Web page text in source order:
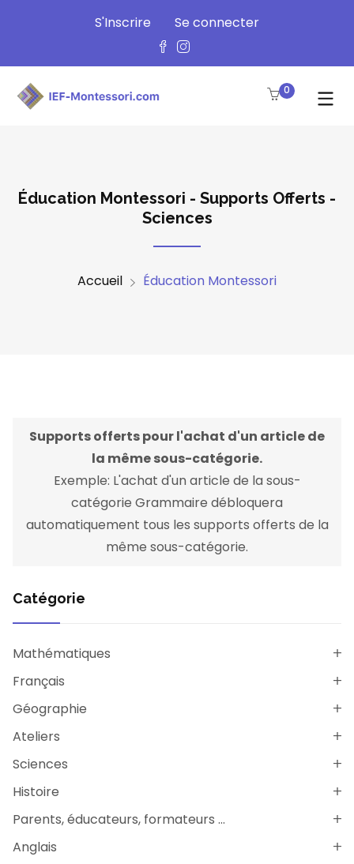
S'Inscrire Se connecter
0
Éducation Montessori - Supports Offerts -
Sciences
Accueil Éducation Montessori
Supports offerts pour l'achat d'un article de
la même sous-catégorie.
Exemple: L'achat d'un article de la sous-
catégorie Grammaire débloquera
automatiquement tous les supports offerts de la
même sous-catégorie.
Catégorie
Mathématiques
Français
Géographie
Ateliers
Sciences
Histoire
Parents, éducateurs, formateurs ...
Anglais